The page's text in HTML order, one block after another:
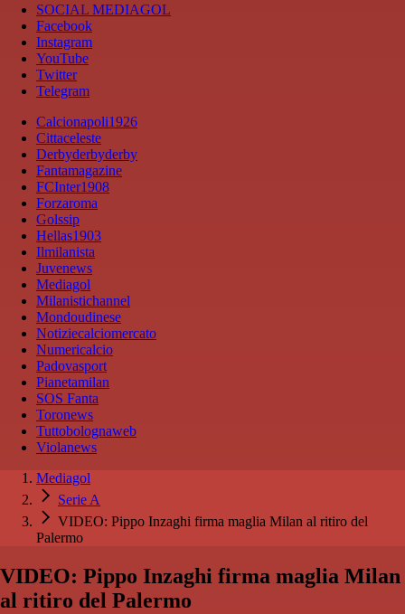
SOCIAL MEDIAGOL
Facebook
Instagram
YouTube
Twitter
Telegram
Calcionapoli1926
Cittaceleste
Derbyderbyderby
Fantamagazine
FCInter1908
Forzaroma
Golssip
Hellas1903
Ilmilanista
Juvenews
Mediagol
Milanistichannel
Mondoudinese
Notiziecalciomercato
Numericalcio
Padovasport
Pianetamilan
SOS Fanta
Toronews
Tuttobolognaweb
Violanews
Mediagol
Serie A
VIDEO: Pippo Inzaghi firma maglia Milan al ritiro del
Palermo
VIDEO: Pippo Inzaghi firma maglia Milan
al ritiro del Palermo